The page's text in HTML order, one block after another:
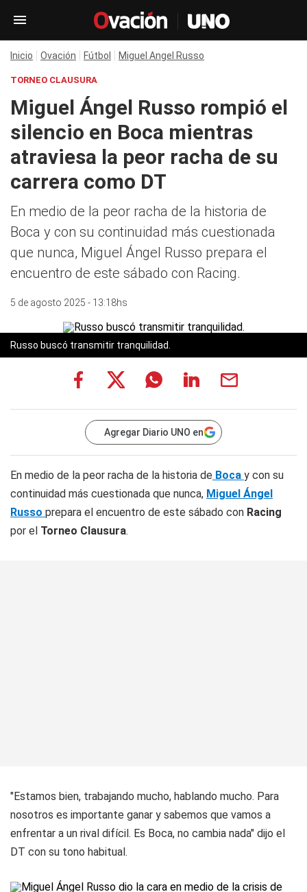
Inicio Ovación Fútbol Miguel Angel Russo
TORNEO CLAUSURA
Miguel Ángel Russo rompió el
silencio en Boca mientras
atraviesa la peor racha de su
carrera como DT
En medio de la peor racha de la historia de
Boca y con su continuidad más cuestionada
que nunca, Miguel Ángel Russo prepara el
encuentro de este sábado con Racing.
5 de agosto 2025 - 13:18hs
Russo buscó transmitir tranquilidad.
Agregar Diario UNO en
En medio de la peor racha de la historia de Boca y con su
continuidad más cuestionada que nunca, Miguel Ángel
Russo prepara el encuentro de este sábado con Racing
por el Torneo Clausura.
"Estamos bien, trabajando mucho, hablando mucho. Para
nosotros es importante ganar y sabemos que vamos a
enfrentar a un rival difícil. Es Boca, no cambia nada" dijo el
DT con su tono habitual.